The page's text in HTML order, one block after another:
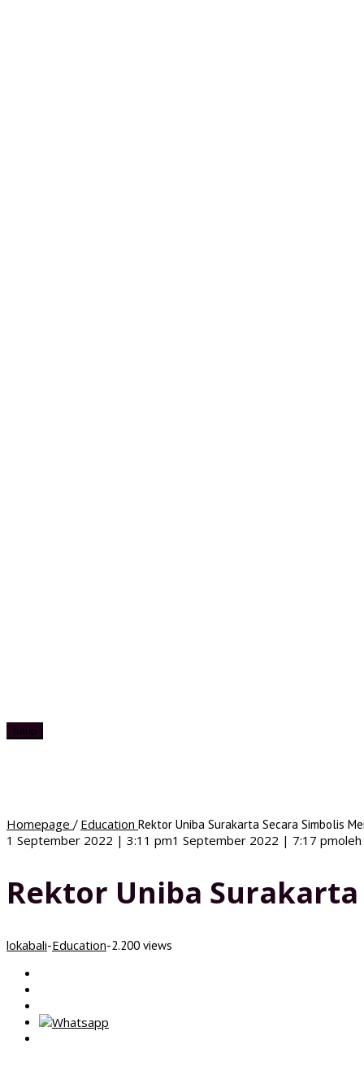
tutup
Homepage / Education Rektor Uniba Surakarta Secara Simbolis
1 September 2022 | 3:11 pm1 September 2022 | 7:17 pmoleh
Rektor Uniba Surakarta
lokabali-Education-2.200 views